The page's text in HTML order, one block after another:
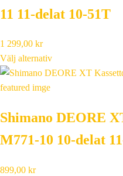
11 11-delat 10-51T
1 299,00 kr
Välj alternativ
Shimano DEORE
M771-10 10-delat
899,00 kr